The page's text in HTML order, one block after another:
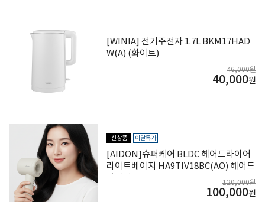
[WINIA] 전기주전자 1.7L BKM17HAD
W(A) (화이트)
46,000원
40,000원
신상품 이달특가
[AIDON]슈퍼케어 BLDC 헤어드라이어
라이트베이지 HA9TIV18BC(AO) 헤어드
120,000원
100,000원